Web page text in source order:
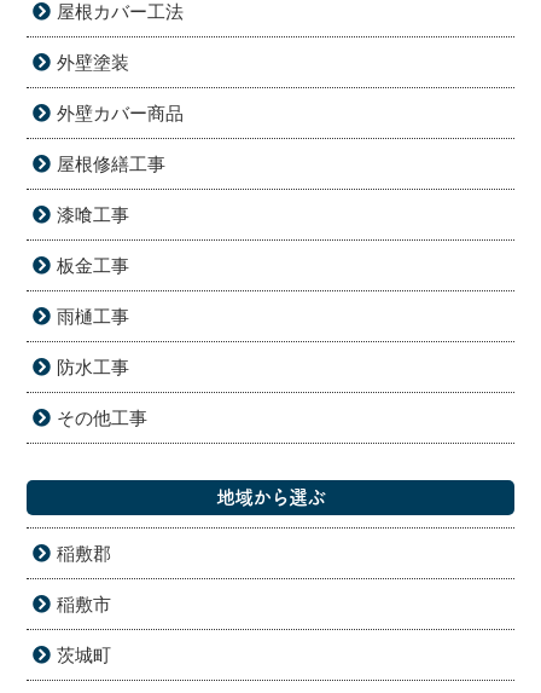
屋根カバー工法
外壁塗装
外壁カバー商品
屋根修繕工事
漆喰工事
板金工事
雨樋工事
防水工事
その他工事
地域から選ぶ
稲敷郡
稲敷市
茨城町